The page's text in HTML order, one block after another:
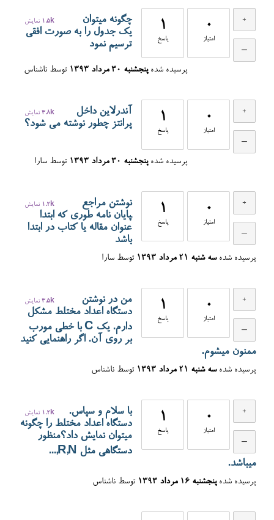
0
امتیاز
1
پاسخ
1.5k نمایش
چگونه میتوان
یک جدول را به صورت افقی
ترسیم نمود
پرسیده شده پنجشنبه ۳۰ مرداد ۱۳۹۳ توسط ناشناس
0
امتیاز
1
پاسخ
3.8k نمایش
آندرلاین داخل
پرانتز چطور نوشته می شود؟
پرسیده شده پنجشنبه ۳۰ مرداد ۱۳۹۳ توسط سارا
0
امتیاز
1
پاسخ
1.2k نمایش
نوشتن مراجع
‍پایان نامه طوری که ابتدا
عنوان مقاله یا کتاب در ابتدا
باشد
پرسیده شده سه شنبه ۲۱ مرداد ۱۳۹۳ توسط سارا
0
امتیاز
1
پاسخ
3.5k نمایش
من در نوشتن
دستگاه اعداد مختلط مشکل
دارم. یک C با خطی مورب
بر روی آن. اگر راهنمایی کنید
ممنون میشوم.
پرسیده شده سه شنبه ۲۱ مرداد ۱۳۹۳ توسط ناشناس
0
امتیاز
1
پاسخ
1.2k نمایش
با سلام و سپاس.
دستگاه اعداد مختلط را چگونه
میتوان نمایش داد؟منظور
دستگاهی مثل R,N,...
میباشد.
پرسیده شده پنجشنبه ۱۶ مرداد ۱۳۹۳ توسط ناشناس